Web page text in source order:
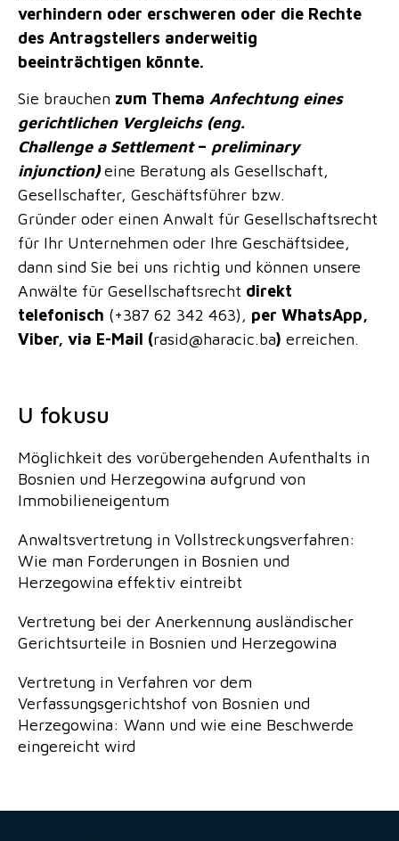
verhindern oder erschweren oder die Rechte
des Antragstellers anderweitig
beeinträchtigen könnte.
Sie brauchen zum Thema Anfechtung eines
gerichtlichen Vergleichs (eng.
Challenge a Settlement– preliminary
injunction)eine Beratung als Gesellschaft,
Gesellschafter, Geschäftsführer bzw.
Gründer oder einen Anwalt für Gesellschaftsrecht
für Ihr Unternehmen oder Ihre Geschäftsidee,
dann sind Sie bei uns richtig und können unsere
Anwälte für Gesellschaftsrecht direkt
telefonisch (+387 62 342 463), per WhatsApp,
Viber, via E-Mail (rasid@haracic.ba) erreichen.
U fokusu
Möglichkeit des vorübergehenden Aufenthalts in
Bosnien und Herzegowina aufgrund von
Immobilieneigentum
Anwaltsvertretung in Vollstreckungsverfahren:
Wie man Forderungen in Bosnien und
Herzegowina effektiv eintreibt
Vertretung bei der Anerkennung ausländischer
Gerichtsurteile in Bosnien und Herzegowina
Vertretung in Verfahren vor dem
Verfassungsgerichtshof von Bosnien und
Herzegowina: Wann und wie eine Beschwerde
eingereicht wird